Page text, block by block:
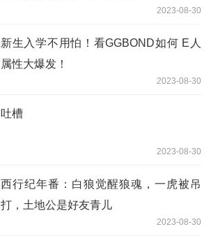
2023-08-30
新生入学不用怕！看GGBOND如何 E人
属性大爆发！
2023-08-30
吐槽
2023-08-30
西行纪年番：白狼觉醒狼魂，一虎被吊
打，土地公是好友青儿
2023-08-30